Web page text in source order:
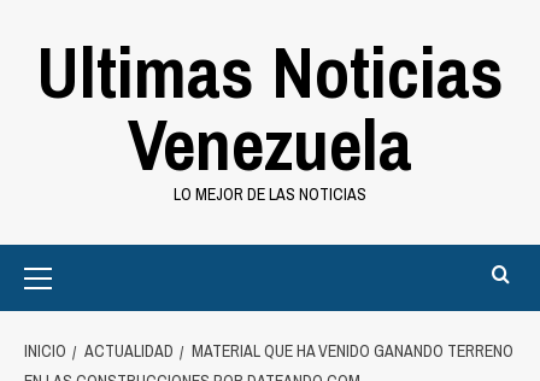
Ultimas Noticias
Venezuela
LO MEJOR DE LAS NOTICIAS
Menu
INICIO ACTUALIDAD
MATERIAL QUE HA VENIDO GANANDO TERRENO